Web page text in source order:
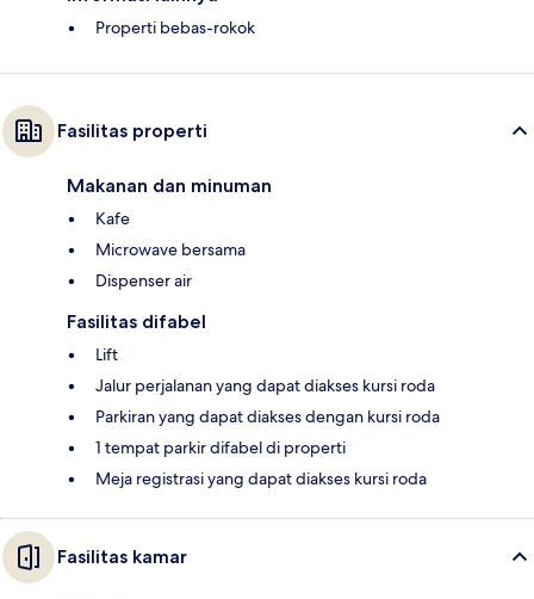
Properti bebas-rokok
Fasilitas properti
Makanan dan minuman
Kafe
Microwave bersama
Dispenser air
Fasilitas difabel
Lift
Jalur perjalanan yang dapat diakses kursi roda
Parkiran yang dapat diakses dengan kursi roda
1 tempat parkir difabel di properti
Meja registrasi yang dapat diakses kursi roda
Fasilitas kamar